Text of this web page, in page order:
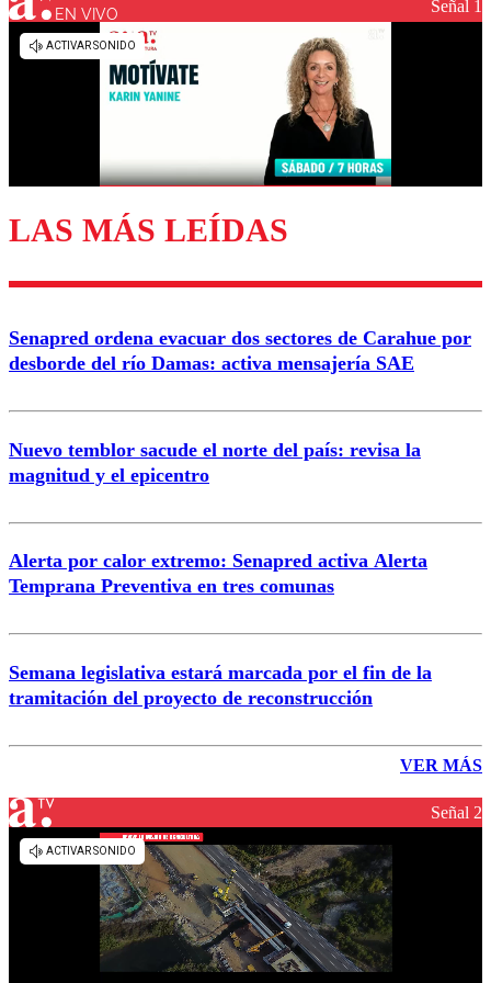
EN VIVO Señal 1
LAS MÁS LEÍDAS
Senapred ordena evacuar dos sectores de Carahue por
desborde del río Damas: activa mensajería SAE
Nuevo temblor sacude el norte del país: revisa la
magnitud y el epicentro
Alerta por calor extremo: Senapred activa Alerta
Temprana Preventiva en tres comunas
Semana legislativa estará marcada por el fin de la
tramitación del proyecto de reconstrucción
VER MÁS
Señal 2